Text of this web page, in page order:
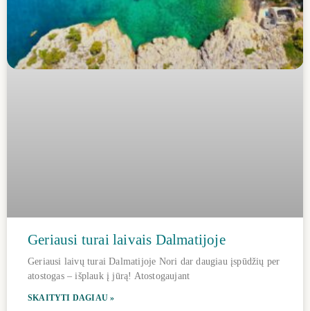
Geriausi turai laivais Dalmatijoje
Geriausi laivų turai Dalmatijoje Nori dar daugiau įspūdžių per
atostogas – išplauk į jūrą! Atostogaujant
SKAITYTI DAGIAU »